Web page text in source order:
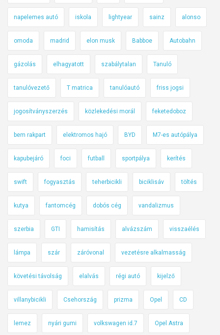
napelemes autó iskola lightyear sainz alonso
omoda madrid elon musk Babboe Autobahn
gázolás elhagyatott szabálytalan Tanuló
tanulóvezető T matrica tanulóautó friss jogsi
jogosítványszerzés közlekedési morál feketedoboz
bem rakpart elektromos hajó BYD M7-es autópálya
kapubejáró foci futball sportpálya kerítés
swift fogyasztás teherbicikli biciklisáv töltés
kutya fantomcég dobós cég vandalizmus
szerbia GTI hamisítás alvázszám visszaélés
lámpa szár záróvonal vezetésre alkalmasság
követési távolság elalvás régi autó kijelző
villanybicikli Csehország prizma Opel CD
lemez nyári gumi volkswagen id.7 Opel Astra